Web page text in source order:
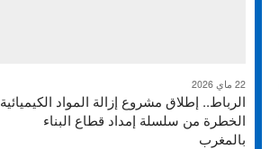
22 ماي 2026
الرباط.. إطلاق مشروع إزالة المواد الكيميائية
الخطرة من سلسلة إمداد قطاع البناء
بالمغرب